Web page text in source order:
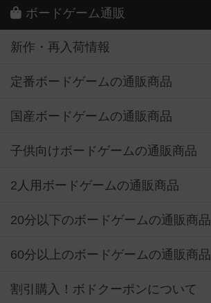
ボードゲーム通販
新作・再入荷情報
定番ボードゲームの通販商品
国産ボードゲームの通販商品
子供向けボードゲームの通販商品
2人用ボードゲームの通販商品
20分以下のボードゲームの通販商品
60分以上のボードゲームの通販商品
割引購入！ボドクーポンについて